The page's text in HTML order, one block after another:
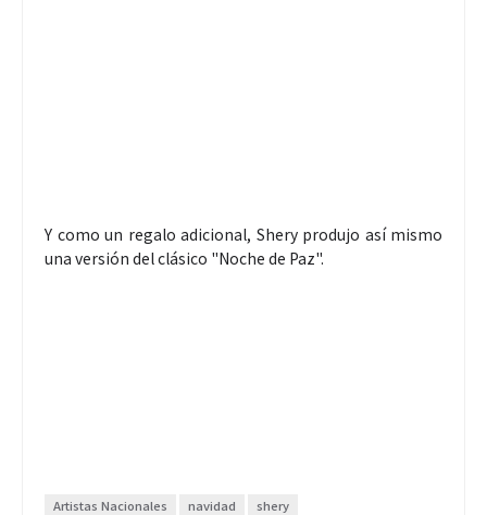
Y como un regalo adicional, Shery produjo así mismo
una versión del clásico "Noche de Paz".
Artistas Nacionales navidad shery